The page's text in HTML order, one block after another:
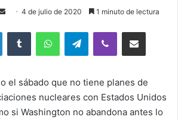
d
n
e
m
4 de julio de 2020 1 minuto de lectura
Telegram
el sábado que no tiene planes de
nucleares con Estados Unidos
si Washington no abandona antes lo